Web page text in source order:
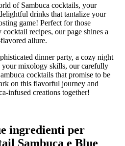
of Sambuca cocktails, your
drinks that tantalize your
game! Perfect for those
recipes, our page shines a
allure.
dinner party, a cozy night
mixology skills, our carefully
cocktails that promise to be
on this flavorful journey and
infused creations together!
ingredienti per
Sambuca e Blue